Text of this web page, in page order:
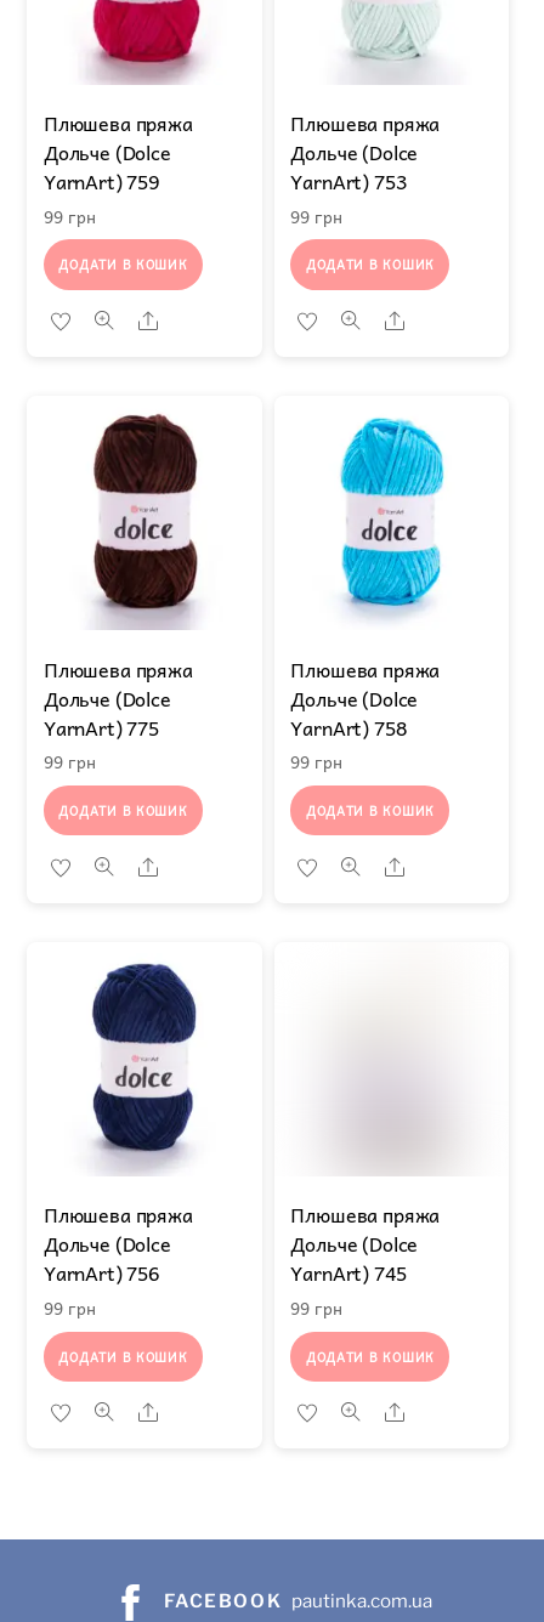
Плюшева пряжа
Дольче (Dolce
YarnArt) 759
99 грн
ДОДАТИ В КОШИК
Share
Плюшева пряжа
Дольче (Dolce
YarnArt) 753
99 грн
ДОДАТИ В КОШИК
Share
Плюшева пряжа
Дольче (Dolce
YarnArt) 775
99 грн
ДОДАТИ В КОШИК
Share
Плюшева пряжа
Дольче (Dolce
YarnArt) 758
99 грн
ДОДАТИ В КОШИК
Share
Плюшева пряжа
Дольче (Dolce
YarnArt) 756
99 грн
ДОДАТИ В КОШИК
Share
Плюшева пряжа
Дольче (Dolce
YarnArt) 745
99 грн
ДОДАТИ В КОШИК
Share
FACEBOOK pautinka.com.ua